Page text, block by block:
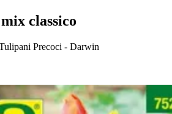
classico
Precoci - Darwin